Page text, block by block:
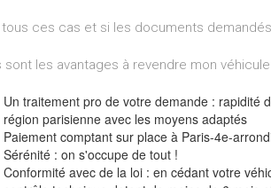
tous ces cas et si les documents
sont les avantages à revendre mon
Un traitement pro de votre demande : rapidité
région parisienne avec les moyens adaptés
Paiement comptant sur place à Paris-4e-
Sérénité : on s'occupe de tout !
Conformité avec de la loi : en cédant votre